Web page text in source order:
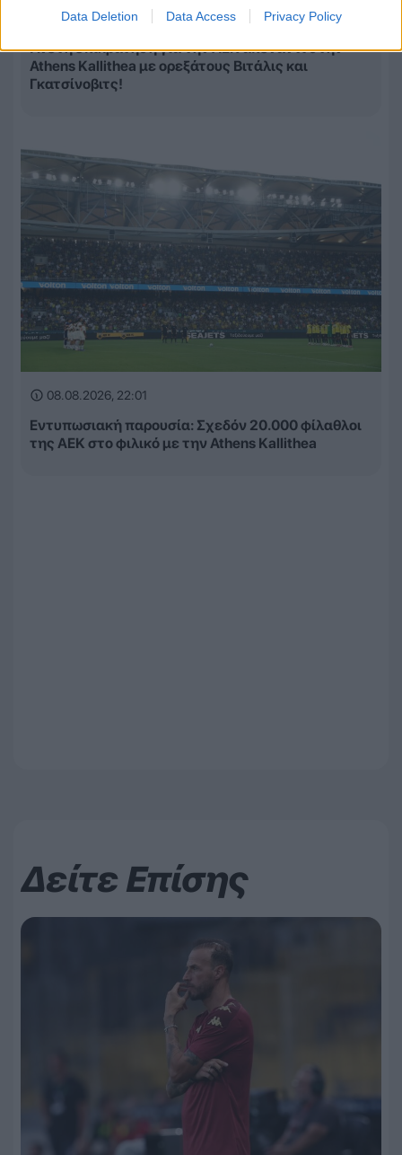
Data Deletion Data Access Privacy Policy
08.08.2026, 22:16
Άνετη επικράτηση για την ΑΕΚ απέναντι στην
Athens Kallithea με ορεξάτους Βιτάλις και
Γκατσίνοβιτς!
08.08.2026, 22:01
Εντυπωσιακή παρουσία: Σχεδόν 20.000 φίλαθλοι
της ΑΕΚ στο φιλικό με την Athens Kallithea
Δείτε Επίσης